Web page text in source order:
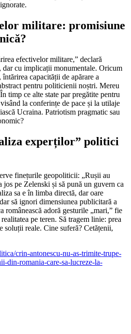
militare: promisiune
efectivelor militare,” declară
dar cu implicații monumentale. Oricum
capacității de apărare a
pentru politicienii noștri. Mereu
timp ce alte state par pregătite pentru
la conferințe de pace și la utilaje
Ucraina. Patriotism pragmatic sau
experților” politici
finețurile geopoliticii: „Rușii au
jos pe Zelenski și să pună un guvern ca
sa e în limba directă, dar oare
să ignori dimensiunea publicitară a
românească adoră gesturile „mari,” fie
pe teren. Să tragem linie: prea
reale. Cine suferă? Cetățenii,
crin-antonescu-nu-as-trimite-trupe-
din-romania-care-sa-lucreze-la-